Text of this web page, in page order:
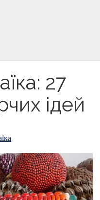
27
ідей